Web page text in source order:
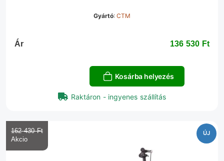
Gyártó:CTM
Ár 136 530 Ft‎
Kosárba helyezés
Raktáron - ingyenes szállítás
ÚJ
162 430 Ft‎